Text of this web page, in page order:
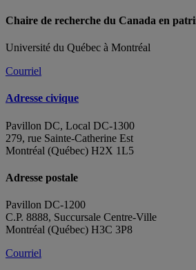
Chaire de recherche du Canada en
Université du Québec à Montréal
Courriel
Adresse civique
Pavillon DC, Local DC-1300
279, rue Sainte-Catherine Est
Montréal (Québec) H2X 1L5
Adresse postale
Pavillon DC-1200
C.P. 8888, Succursale Centre-Ville
Montréal (Québec) H3C 3P8
Courriel